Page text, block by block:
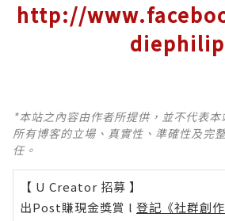
http://
diephilip
*本站之內容由作者所提供，並不代表
所有博客的立場、真實性、準確性及完
任。
【 U Creator 招募 】
出Post賺現金獎賞 l 登記《社群創作